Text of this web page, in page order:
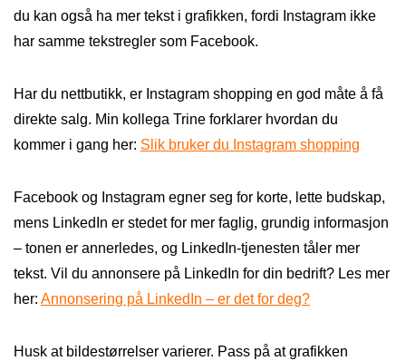
du kan også ha mer tekst i grafikken, fordi Instagram ikke
har samme tekstregler som Facebook.
Har du nettbutikk, er Instagram shopping en god måte å få
direkte salg. Min kollega Trine forklarer hvordan du
kommer i gang her: Slik bruker du Instagram shopping
Facebook og Instagram egner seg for korte, lette budskap,
mens LinkedIn er stedet for mer faglig, grundig informasjon
– tonen er annerledes, og LinkedIn-tjenesten tåler mer
tekst. Vil du annonsere på LinkedIn for din bedrift? Les mer
her: Annonsering på LinkedIn – er det for deg?
Husk at bildestørrelser varierer. Pass på at grafikken